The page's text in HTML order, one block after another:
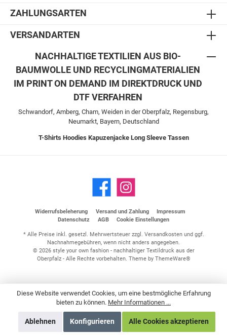
ZAHLUNGSARTEN
VERSANDARTEN
NACHHALTIGE TEXTILIEN AUS BIO-
BAUMWOLLE UND RECYCLINGMATERIALIEN
IM PRINT ON DEMAND IM DIREKTDRUCK UND
DTF VERFAHREN
Schwandorf, Amberg, Cham, Weiden in der Oberpfalz, Regensburg,
Neumarkt, Bayern, Deutschland
T-Shirts Hoodies Kapuzenjacke Long Sleeve Tassen
Widerrufsbeleherung Versand und Zahlung
Impressum
Datenschutz
AGB Cookie Einstellungen
* Alle Preise inkl. gesetzl. Mehrwertsteuer zzgl. Versandkostenund ggf.
Nachnahmegebühren, wenn nicht anders angegeben.
© 2026 style your own fashion - nachhaltiger Textildruck aus der
Oberpfalz - Alle Rechte vorbehalten. Theme by ThemeWare®
Diese Website verwendet Cookies, um eine bestmögliche Erfahrung
bieten zu können. Mehr Informationen ...
Ablehnen Konfigurieren Alle Cookies akzeptieren